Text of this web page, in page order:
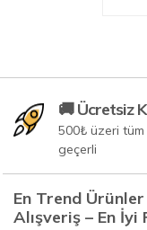
🚚 Ücretsiz
500₺ üzeri
geçerli
En Trend
Alışveriş – En İyi